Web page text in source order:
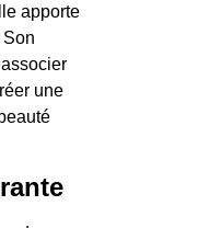
apporte
Son
une